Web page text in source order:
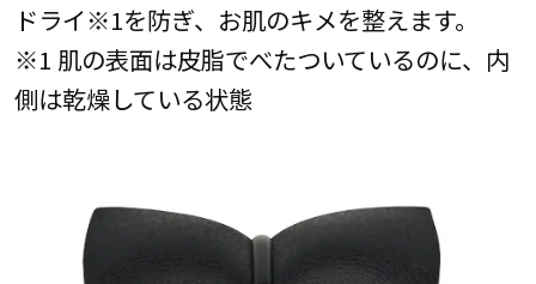
ドライ※1を防ぎ、お肌のキメを整えます。
※1 肌の表面は皮脂でべたついているのに、内
側は乾燥している状態